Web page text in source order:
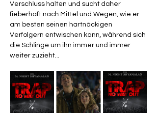
Verschluss halten und sucht daher
fieberhaft nach Mittel und Wegen, wie er
am besten seinen hartnäckigen
Verfolgern entwischen kann, während sich
die Schlinge um ihn immer und immer
weiter zuzieht...